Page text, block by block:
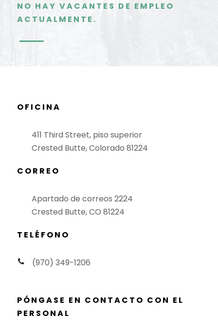
NO HAY VACANTES DE EMPLEO
ACTUALMENTE.
OFICINA
411 Third Street, piso superior
Crested Butte, Colorado 81224
CORREO
Apartado de correos 2224
Crested Butte, CO 81224
TELÉFONO
(970) 349-1206
PÓNGASE EN CONTACTO CON EL
PERSONAL